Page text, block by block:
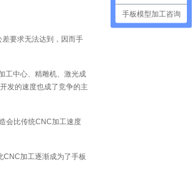
要求无法达到，因而手
工中心、精雕机、激光成
发的速度也成了竞争的主
会比传统CNC加工速度
CNC加工逐渐成为了手板
手板模型加工咨询